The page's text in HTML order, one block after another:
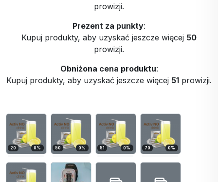
prowizji.
Prezent za punkty:
Kupuj produkty, aby uzyskać jeszcze więcej 50
prowizji.
Obniżona cena produktu:
Kupuj produkty, aby uzyskać jeszcze więcej 51 prowizji.
20 0% 50 0% 51 0% 70 0%